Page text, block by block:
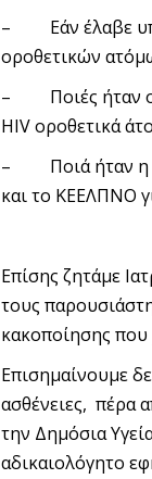
– Εάν έλαβε
οροθετικών
– Ποιές ήταν οι
HIV οροθετικά
– Ποιά ήταν η
και το ΚΕΕΛΠΝΟ
Επίσης ζητάμε
τους
κακοποίησης
Επισημαίνουμε
ασθένειες, πέρα
την Δημόσια
αδικαιολόγητο